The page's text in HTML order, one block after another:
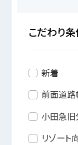
こだわり
新着
前面道
小田急旧
リゾート